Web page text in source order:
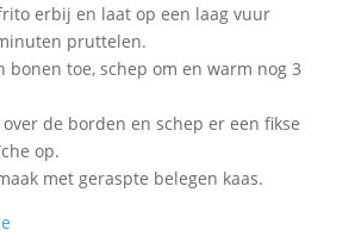
erbij en laat op een laag vuur
pruttelen.
bonen toe, schep om en warm nog 3
de borden en schep er een fikse
op.
met geraspte belegen kaas.